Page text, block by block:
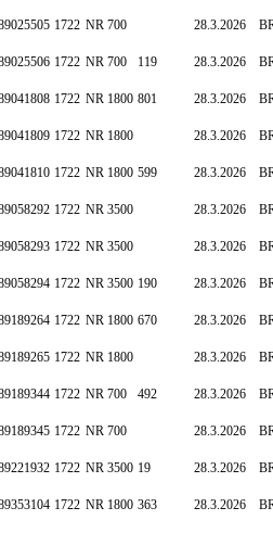
1722 NR 700 28.3.2026
1722 NR 700 119 28.3.2026
1722 NR 1800 801 28.3.2026
1722 NR 1800 28.3.2026
1722 NR 1800 599 28.3.2026
1722 NR 3500 28.3.2026
1722 NR 3500 28.3.2026
1722 NR 3500 190 28.3.2026
1722 NR 1800 670 28.3.2026
1722 NR 1800 28.3.2026
1722 NR 700 492 28.3.2026
1722 NR 700 28.3.2026
1722 NR 3500 19 28.3.2026
1722 NR 1800 363 28.3.2026